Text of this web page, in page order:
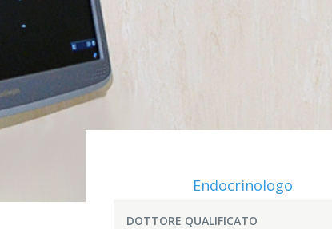
Endocrinologo
DOTTORE QUALIFICATO